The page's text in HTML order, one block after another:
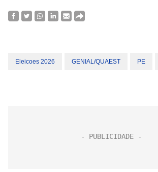
Eleicoes 2026 GENIAL/QUAEST PE